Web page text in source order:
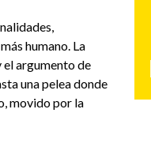
humano. La
el argumento de
una pelea donde
movido por la